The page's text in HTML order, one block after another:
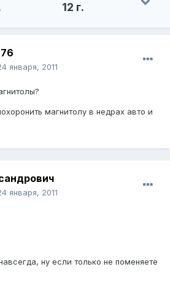
12 г.
января, 2011
магнитолу в недрах авто и
января, 2011
ну если только не поменяете